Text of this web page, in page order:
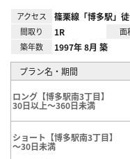
アクセス 篠栗線「博多駅」
間取り 1R 面
築年数 1997年 8月 築
プラン名・期間
ロング【博多駅南3丁目】
30日以上～360日未満
ショート【博多駅南3丁目】
～30日未満